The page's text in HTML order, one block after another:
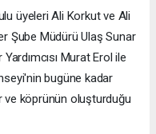
üyeleri Ali Korkut ve Ali
Şube Müdürü Ulaş Sunar
Murat Erol ile
bugüne kadar
ve köprünün oluşturduğu